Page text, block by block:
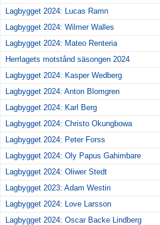
Lagbygget 2024: Lucas Ramn
Lagbygget 2024: Wilmer Walles
Lagbygget 2024: Mateo Renteria
Herrlagets motstånd säsongen 2024
Lagbygget 2024: Kasper Wedberg
Lagbygget 2024: Anton Blomgren
Lagbygget 2024: Karl Berg
Lagbygget 2024: Christo Okungbowa
Lagbygget 2024: Peter Forss
Lagbygget 2024: Oly Papus Gahimbare
Lagbygget 2024: Oliwer Stedt
Lagbygget 2023: Adam Westin
Lagbygget 2024: Love Larsson
Lagbygget 2024: Oscar Backe Lindberg